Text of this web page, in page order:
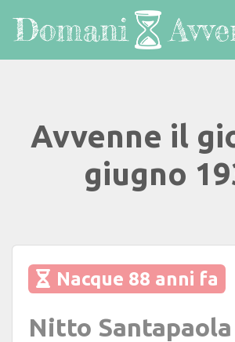
Avvenne il
giugno
Nacque 88 anni fa
Nitto Santapaola